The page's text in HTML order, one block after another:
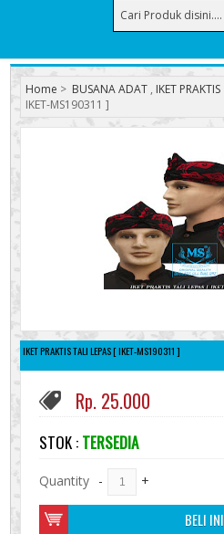
Home > BUSANA ADAT , IKET PRAKTIS
IKET-MS190311 ]
IKET PRAKTIS TALI LEPAS [ IKET-MS190311 ]
Rp. 25.000
STOK : TERSEDIA
Quantity - +
BELI INI